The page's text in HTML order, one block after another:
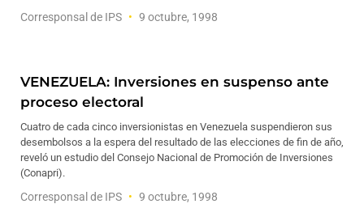
Corresponsal de IPS 9 octubre, 1998
VENEZUELA: Inversiones en suspenso ante
proceso electoral
Cuatro de cada cinco inversionistas en Venezuela suspendieron sus
desembolsos a la espera del resultado de las elecciones de fin de año,
reveló un estudio del Consejo Nacional de Promoción de Inversiones
(Conapri).
Corresponsal de IPS 9 octubre, 1998